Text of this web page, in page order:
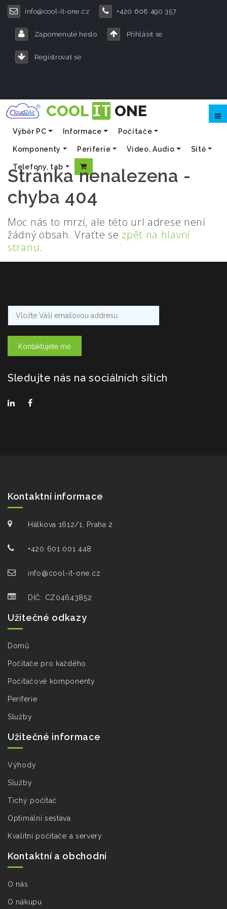
info@cool-it-one.cz +420 608 490 357
Zapomenuté heslo Přihlásit se
Registrovat se
COOL IT ONE
Výběr PC Informace Počítače
Komponenty Periferie Video, Audio Sítě
Telefony, tab
Stránka nenalezena -
chyba 404
Moc nás to mrzí, ale této url adrese není
žádný obsah. Vraťte se zpět na hlavní
stranu.
Kontaktujete mě
Sledujte nás na sociálních sítích
Kontaktní informace
Hálkova 1612/1, Praha 2
+420 601 001 448
info@cool-it-one.cz
DIČ: CZ04643852
Užitečné odkazy
Domů
Počítače pro každého
Počítačové komponenty
Periferie
Služby
Užitečné informace
Výhody
Služby
Tichý počítač
Optimální sestava
Kvalitní počítače a servery
Kontaktní a obchodní
O nás
O nákupu